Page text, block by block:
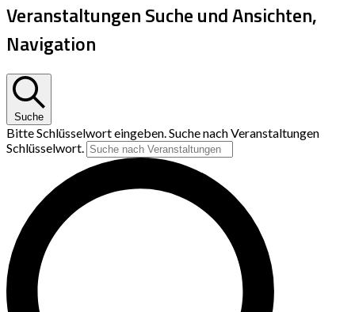
Veranstaltungen Suche und Ansichten,
Navigation
Suche
Bitte Schlüsselwort eingeben. Suche nach Veranstaltungen
Schlüsselwort.